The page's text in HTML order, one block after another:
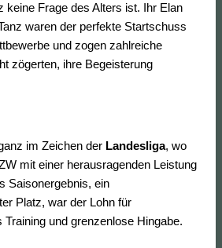
keine Frage des Alters ist. Ihr Elan
waren der perfekte Startschuss
und zogen zahlreiche
zögerten, ihre Begeisterung
im Zeichen der Landesliga, wo
mit einer herausragenden Leistung
Saisonergebnis, ein
Platz, war der Lohn für
Training und grenzenlose Hingabe.